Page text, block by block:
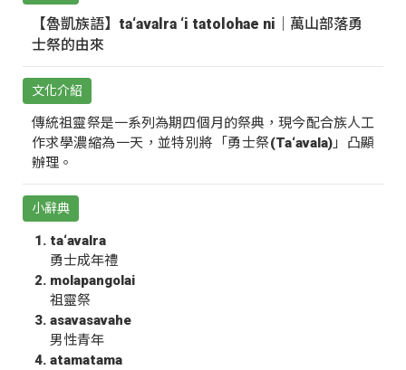
【魯凱族語】ta‘avalra ‘i tatolohae ni｜萬山部落勇
士祭的由來
文化介紹
傳統祖靈祭是一系列為期四個月的祭典，現今配合族人工
作求學濃縮為一天，並特別將「勇士祭(Ta‘avala)」凸顯
辦理。
小辭典
ta‘avalra
勇士成年禮
molapangolai
祖靈祭
asavasavahe
男性青年
atamatama